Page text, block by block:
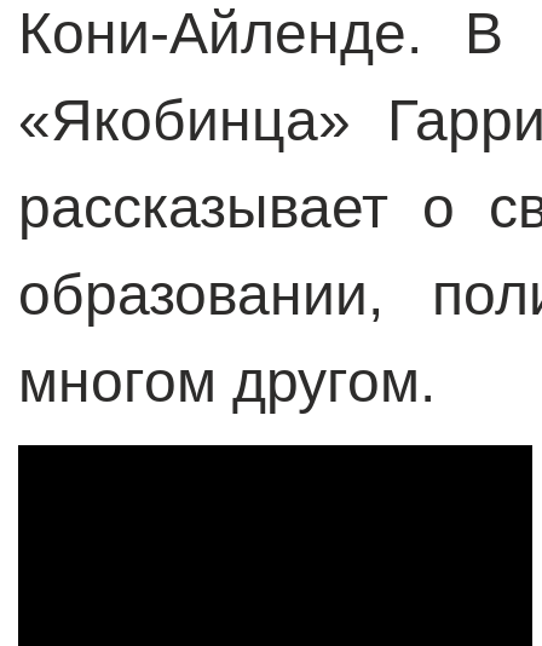
Кони-Айленде. В
«Якобинца»
рассказывает о
образовании,
многом другом.